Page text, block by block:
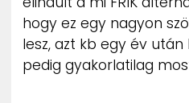
hogy ez egy nagyon
lesz, azt kb egy év
pedig gyakorlatilag